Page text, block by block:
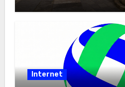
Pemindai PDF
Internet